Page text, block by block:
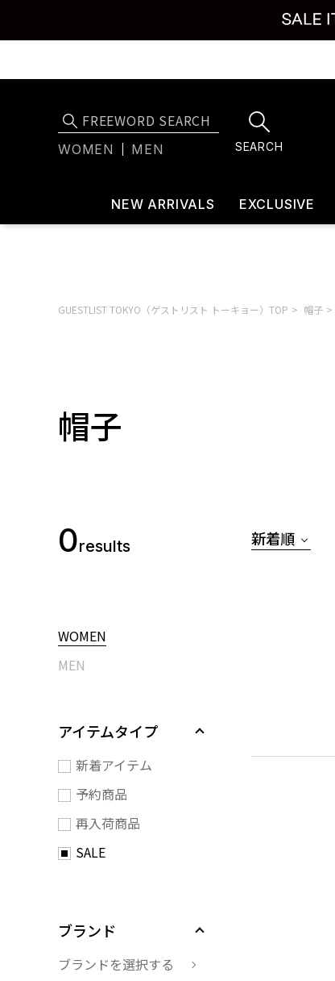
WOMEN MEN SEARCH
NEW ARRIVALS EXCLUSIVE
GUESTLIST TOKYO（ゲストリスト トーキョー）TOP 帽子
帽子
0results
WOMEN
MEN
アイテムタイプ
新着アイテム
予約商品
再入荷商品
SALE
ブランド
ブランドを選択する
新着順